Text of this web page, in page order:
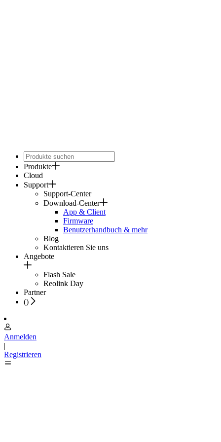
Produkte
Cloud
Support
Support-Center
Download-Center
App & Client
Firmware
Benutzerhandbuch & mehr
Blog
Kontaktieren Sie uns
Angebote
Flash Sale
Reolink Day
Partner
()
Anmelden
|
Registrieren